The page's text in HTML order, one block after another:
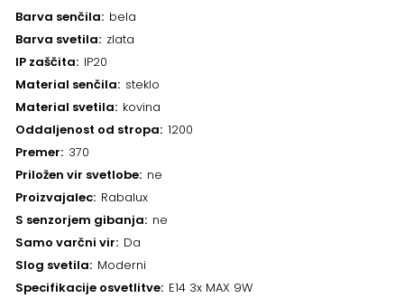
Barva senčila bela
Barva svetila zlata
IP zaščita IP20
Material senčila steklo
Material svetila kovina
Oddaljenost od stropa 1200
Premer 370
Priložen vir svetlobe ne
Proizvajalec Rabalux
S senzorjem gibanja ne
Samo varčni vir Da
Slog svetila Moderni
Specifikacije osvetlitve E14 3x MAX 9W